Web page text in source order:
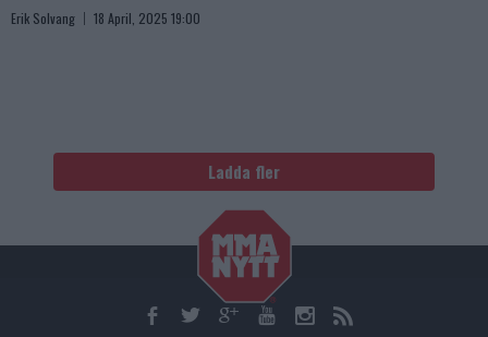
Erik Solvang 18 April, 2025 19:00
Ladda fler